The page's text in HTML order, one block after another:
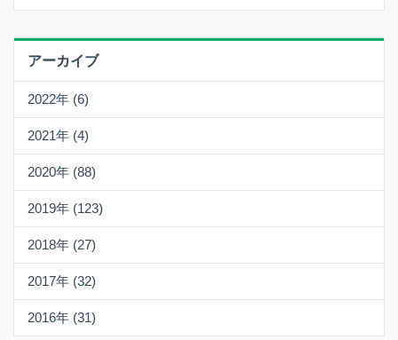
アーカイブ
2022年 (6)
2021年 (4)
2020年 (88)
2019年 (123)
2018年 (27)
2017年 (32)
2016年 (31)